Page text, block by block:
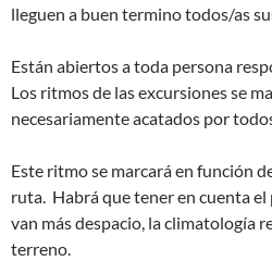
lleguen a buen termino todos/as
Están abiertos a toda persona
Los ritmos de las excursiones se
necesariamente acatados por
Este ritmo se marcará en función
ruta. Habrá que tener en cuenta el
van más despacio, la climatología
terreno.